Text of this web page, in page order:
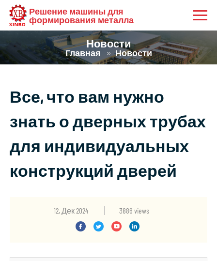
Решение машины для
формирования металла
Новости
Главная Новости
Все, что вам нужно
знать о дверных трубах
для индивидуальных
конструкций дверей
12, Дек 2024 3886 views